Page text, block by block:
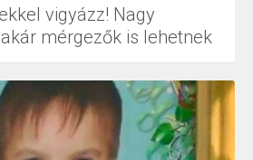
vigyázz! Nagy
mérgezők is lehetnek